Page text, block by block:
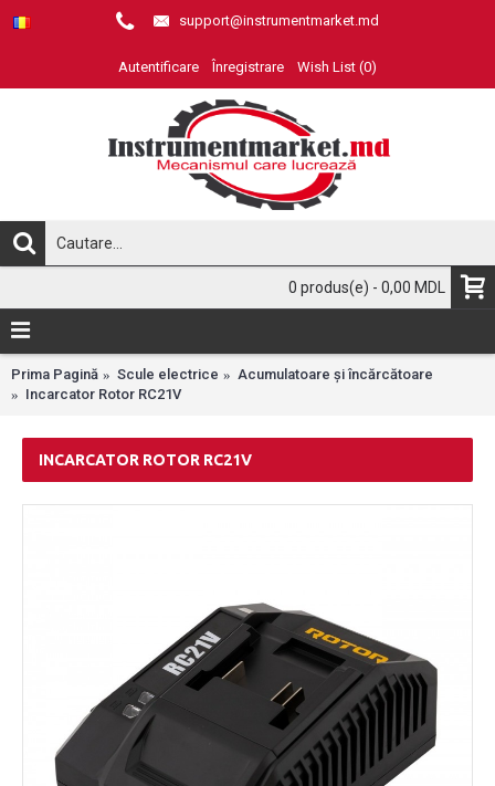
support@instrumentmarket.md
Autentificare Înregistrare Wish List (0)
0 produs(e) - 0,00 MDL
Prima Pagină Scule electrice
Acumulatoare și încărcătoare
Incarcator Rotor RC21V
INCARCATOR ROTOR RC21V